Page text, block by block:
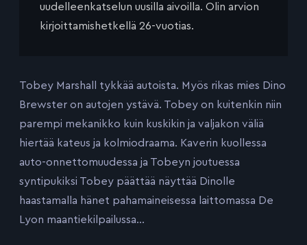
uudelleenkatselun uusilla aivoilla. Olin arvion
kirjoittamishetkellä 26-vuotias.
Tobey Marshall tykkää autoista. Myös rikas mies Dino
Brewster on autojen ystävä. Tobey on kuitenkin niin
parempi mekanikko kuin kuskikin ja valjakon väliä
hiertää kateus ja kolmiodraama. Kaverin kuollessa
auto-onnettomuudessa ja Tobeyn joutuessa
syntipukiksi Tobey päättää näyttää Dinolle
haastamalla hänet pahamaineisessa laittomassa De
Lyon maantiekilpailussa…